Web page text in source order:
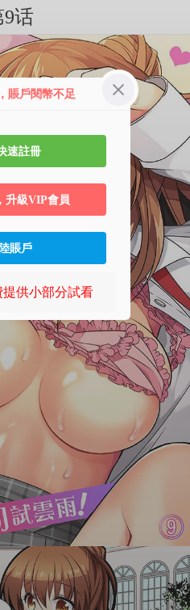
9话
賬戶閱幣不足
速註冊
升級VIP會員
賬戶
供小部分試看